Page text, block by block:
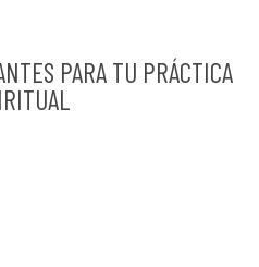
PARA TU PRÁCTICA